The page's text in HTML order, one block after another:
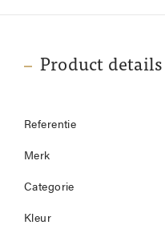
Product details
Referentie
Merk
Categorie
Kleur